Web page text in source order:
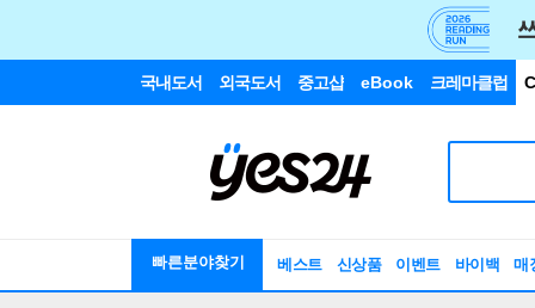
국내도서 외국도서 중고샵 eBook 크레마클럽
빠른분야찾기 베스트 신상품 이벤트 바이백 매